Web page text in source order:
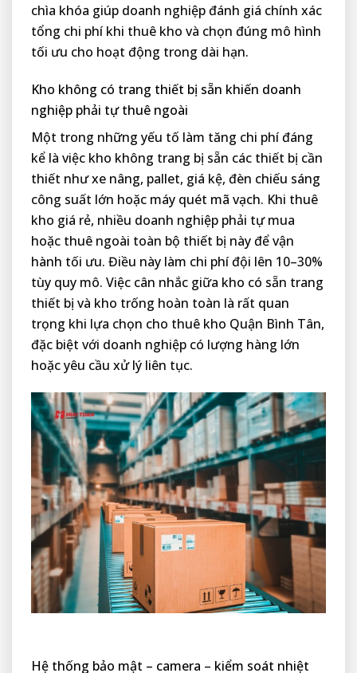
chìa khóa giúp doanh nghiệp đánh giá chính xác
tổng chi phí khi thuê kho và chọn đúng mô hình
tối ưu cho hoạt động trong dài hạn.
Kho không có trang thiết bị sẵn khiến doanh
nghiệp phải tự thuê ngoài
Một trong những yếu tố làm tăng chi phí đáng
kể là việc kho không trang bị sẵn các thiết bị cần
thiết như xe nâng, pallet, giá kệ, đèn chiếu sáng
công suất lớn hoặc máy quét mã vạch. Khi thuê
kho giá rẻ, nhiều doanh nghiệp phải tự mua
hoặc thuê ngoài toàn bộ thiết bị này để vận
hành tối ưu. Điều này làm chi phí đội lên 10–30%
tùy quy mô. Việc cân nhắc giữa kho có sẵn trang
thiết bị và kho trống hoàn toàn là rất quan
trọng khi lựa chọn cho thuê kho Quận Bình Tân,
đặc biệt với doanh nghiệp có lượng hàng lớn
hoặc yêu cầu xử lý liên tục.
Hệ thống bảo mật – camera – kiểm soát nhiệt